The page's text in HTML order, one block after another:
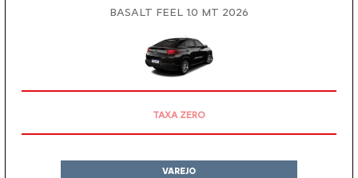
BASALT FEEL 1.0 MT 2026
VAREJO